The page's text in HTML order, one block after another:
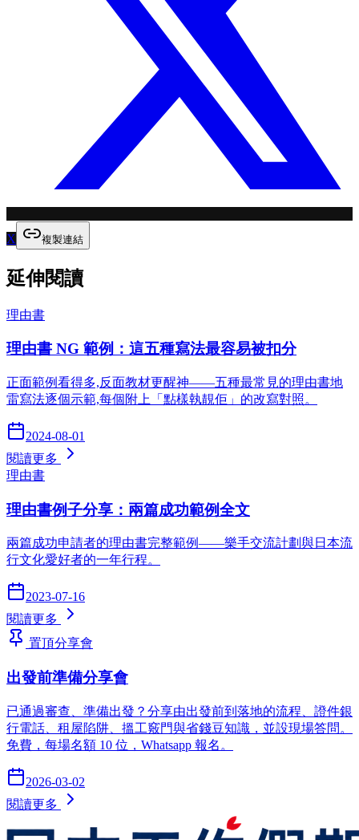
X 複製連結
延伸閱讀
理由書
理由書 NG 範例：這五種寫法最容易被扣分
正面範例看得多,反面教材更醒神——五種最常見的理由書地
雷寫法逐個示範,每個附上「點樣執靚佢」的改寫對照。
2024-08-01
閱讀更多
理由書
理由書例子分享：兩篇成功範例全文
兩篇成功申請者的理由書完整範例——樂手交流計劃與日本流
行文化愛好者的一年行程。
2023-07-16
閱讀更多
置頂分享會
出發前準備分享會
已通過審查、準備出發？分享由出發前到落地的流程、證件銀
行電話、租屋陷阱、搵工竅門與省錢豆知識，並設現場答問。
免費，每場名額 10 位，Whatsapp 報名。
2026-03-02
閱讀更多